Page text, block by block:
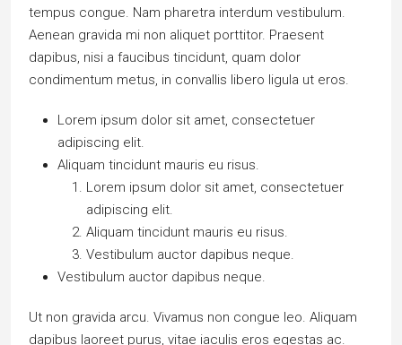
tempus congue. Nam pharetra interdum vestibulum.
Aenean gravida mi non aliquet porttitor. Praesent
dapibus, nisi a faucibus tincidunt, quam dolor
condimentum metus, in convallis libero ligula ut eros.
Lorem ipsum dolor sit amet, consectetuer
adipiscing elit.
Aliquam tincidunt mauris eu risus.
Lorem ipsum dolor sit amet, consectetuer
adipiscing elit.
Aliquam tincidunt mauris eu risus.
Vestibulum auctor dapibus neque.
Vestibulum auctor dapibus neque.
Ut non gravida arcu. Vivamus non congue leo. Aliquam
dapibus laoreet purus, vitae iaculis eros egestas ac.